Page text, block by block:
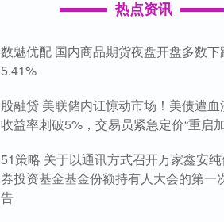
热点资讯
数魅优配 国内商品期货夜盘开盘多数下
5.41%
股融贷 美联储内讧惊动市场！美债遭
收益率刺破5%，交易员紧急定价“重启
51策略 关于以通讯方式召开万家鑫安
券投资基金基金份额持有人大会的第一
告